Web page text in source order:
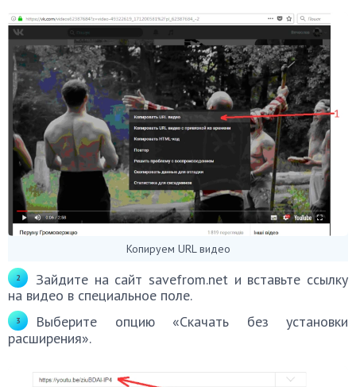
Копируем URL видео
Зайдите на сайт savefrom.net и вставьте ссылку
на видео в специальное поле.
Выберите опцию «Скачать без установки
расширения».